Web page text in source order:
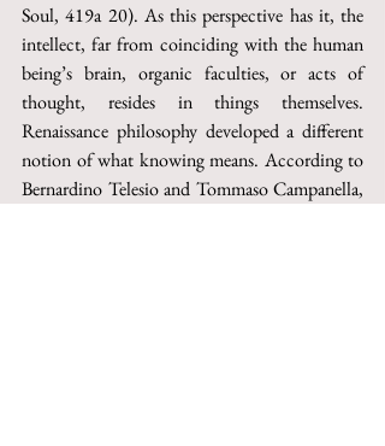
Soul, 419a 20). As this perspective has it, the
intellect, far from coinciding with the human
being’s brain, organic faculties, or acts of
thought, resides in things themselves.
Renaissance philosophy developed a different
notion of what knowing means. According to
Bernardino Telesio and Tommaso Campanella,